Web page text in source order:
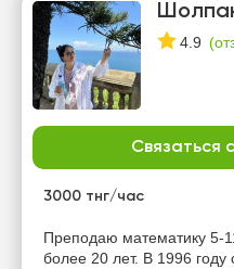
4.9 (
Связаться
3000 тнг/час
Преподаю математику 5-
более 20 лет. В 1996 году
сб
16:30 10:00